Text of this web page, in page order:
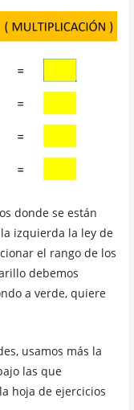
donde se están
izquierda la ley de
el rango de los
debemos
a verde, quiere
usamos más la
las que
hoja de ejercicios